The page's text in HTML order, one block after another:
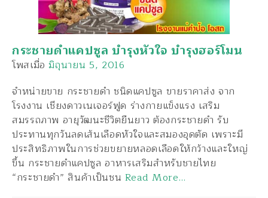
กระชายดำแคปซูล บำรุงหัวใจ บำรุงฮอร์โมน
โพสเมื่อ มิถุนายน 5, 2016
จำหน่ายขาย กระชายดำ ชนิดแคปซูล ขายราคาส่ง จาก
โรงงาน เชียงดาวเนเจอร์ฟูด ร่างกายแข็งแรง เสริม
สมรรถภาพ อายุวัฒนะชีวิตยืนยาว ต้องกระชายดำ รับ
ประทานทุกวันลดเส้นเลือดหัวใจและสมองอุดตัด เพราะมี
ประสิทธิภาพในการช่วยขยายหลอดเลือดให้กว้างและใหญ่
ขึ้น กระชายดำแคปซูล อาหารเสริมสำหรับชายไทย
“กระชายดำ” สินค้าเป็นชน Read More…